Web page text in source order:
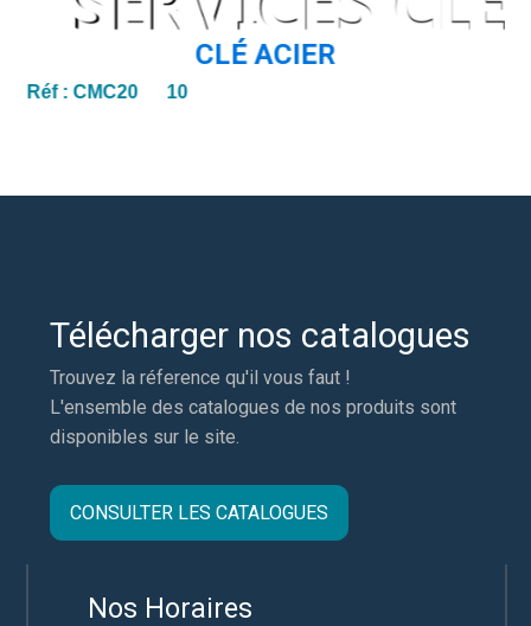
CLÉ ACIER
Réf :CMC20 10
Télécharger nos catalogues
Trouvez la réference qu'il vous faut !
L'ensemble des catalogues de nos produits sont
disponibles sur le site.
CONSULTER LES CATALOGUES
Nos Horaires